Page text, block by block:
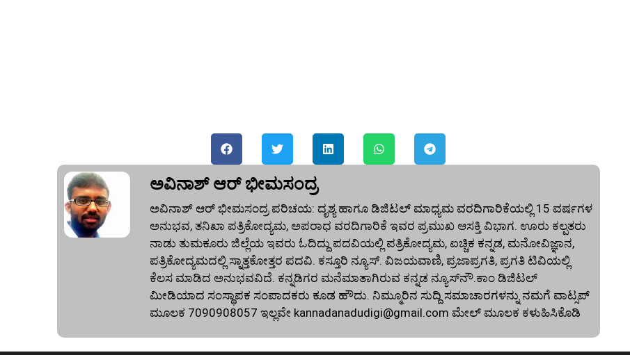
ಅವಿನಾಶ್‌ ಆರ್‌ ಭೀಮಸಂದ್ರ
ಅವಿನಾಶ್‌ ಆರ್‌ ಭೀಮಸಂದ್ರ ಪರಿಚಯ: ದೃಶ್ಯ ಹಾಗೂ ಡಿಜಿಟಲ್ ಮಾಧ್ಯಮ ವರದಿಗಾರಿಕೆಯಲ್ಲಿ 15 ವರ್ಷಗಳ
ಅನುಭವ, ತನಿಖಾ ಪತ್ರಿಕೋದ್ಯಮ, ಅಪರಾಧ ವರದಿಗಾರಿಕೆ ಇವರ ಪ್ರಮುಖ ಆಸಕ್ತಿ ವಿಭಾಗ. ಊರು ಕಲ್ಪತರು
ನಾಡು ತುಮಕೂರು ಜಿಲ್ಲೆಯ ಇವರು ಓದಿದ್ದು ಪದವಿಯಲ್ಲಿ ಪತ್ರಿಕೋದ್ಯಮ, ಐಚ್ಚಿಕ ಕನ್ನಡ, ಮನೋವಿಜ್ಞಾನ,
ಪತ್ರಿಕೋದ್ಯಮದಲ್ಲಿ ಸ್ನಾತ್ತಕೋತ್ತರ ಪದವಿ. ಕಸ್ತೂರಿ ನ್ಯೂಸ್‌. ವಿಜಯವಾಣಿ, ಪ್ರಜಾಪ್ರಗತಿ, ಪ್ರಗತಿ ಟಿವಿಯಲ್ಲಿ
ಕೆಲಸ ಮಾಡಿದ ಅನುಭವವಿದೆ. ಕನ್ನಡಿಗರ ಮನೆಮಾತಾಗಿರುವ ಕನ್ನಡ ನ್ಯೂಸ್‌ನೌ.ಕಾಂ ಡಿಜಿಟಲ್‌
ಮೀಡಿಯಾದ ಸಂಸ್ಥಾಪಕ ಸಂಪಾದಕರು ಕೂಡ ಹೌದು. ನಿಮ್ಮೂರಿನ ಸುದ್ದಿ ಸಮಾಚಾರಗಳನ್ನು ನಮಗೆ ವಾಟ್ಸಪ್‌
ಮೂಲಕ 7090908057 ಇಲ್ಲವೇ kannadanadudigi@gmail.com ಮೇಲ್‌ ಮೂಲಕ ಕಳುಹಿಸಿಕೊಡಿ